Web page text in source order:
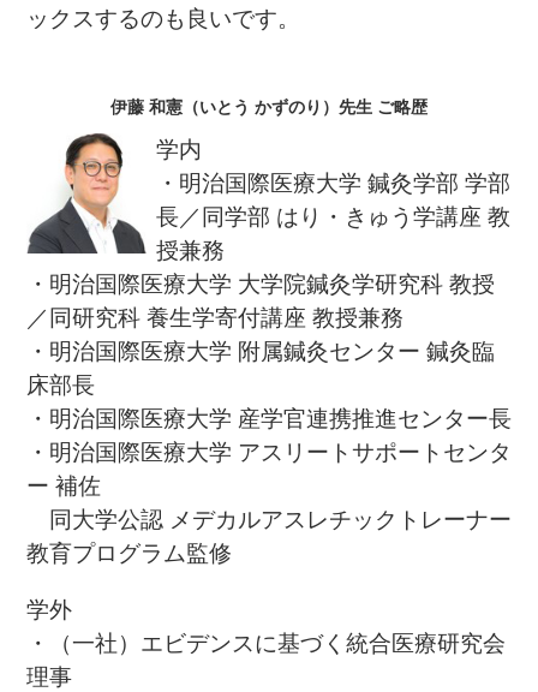
ックスするのも良いです。
伊藤 和憲（いとう かずのり）先生 ご略歴
学内
・明治国際医療大学 鍼灸学部 学部
長／同学部 はり・きゅう学講座 教
授兼務
・明治国際医療大学 大学院鍼灸学研究科 教授
／同研究科 養生学寄付講座 教授兼務
・明治国際医療大学 附属鍼灸センター 鍼灸臨
床部長
・明治国際医療大学 産学官連携推進センター長
・明治国際医療大学 アスリートサポートセンタ
ー 補佐
同大学公認 メデカルアスレチックトレーナー
教育プログラム監修
学外
・（一社）エビデンスに基づく統合医療研究会
理事